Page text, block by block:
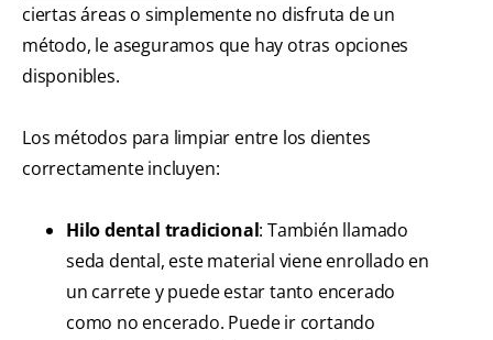
ciertas áreas o simplemente no disfruta de un
método, le aseguramos que hay otras opciones
disponibles.
Los métodos para limpiar entre los dientes
correctamente incluyen:
Hilo dental tradicional: También llamado
seda dental, este material viene enrollado en
un carrete y puede estar tanto encerado
como no encerado. Puede ir cortando